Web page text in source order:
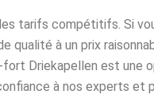
tarifs compétitifs. Si
qualité à un prix
Driekapellen est une
à nos experts et